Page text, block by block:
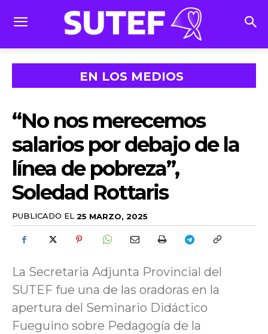
EN LOS MEDIOS
“No nos merecemos
salarios por debajo de la
línea de pobreza”,
Soledad Rottaris
PUBLICADO EL 25 MARZO, 2025
La Secretaria Adjunta Provincial del
SUTEF fue una de las oradoras en la
apertura del Seminario Didáctico
Fueguino sobre Pedagogía de la